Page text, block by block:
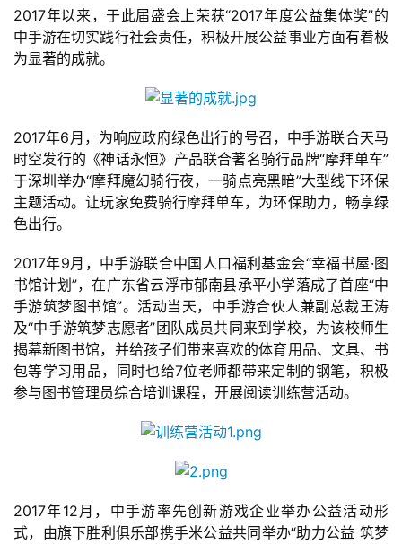
首
页
茶
原
创
游
业
界
手
机
游
戏
2017年以来，于此届盛会上荣获“2017年度公益集体奖”的
中手游在切实践行社会责任，积极开展公益事业方面有着极
为显著的成就。
2017年6月，为响应政府绿色出行的号召，中手游联合天马
时空发行的《神话永恒》产品联合著名骑行品牌“摩拜单车”
于深圳举办“摩拜魔幻骑行夜，一骑点亮黑暗”大型线下环保
主题活动。让玩家免费骑行摩拜单车，为环保助力，畅享绿
色出行。
2017年9月，中手游联合中国人口福利基金会“幸福书屋·图
书馆计划”，在广东省云浮市郁南县承平小学落成了首座“中
手游筑梦图书馆”。活动当天，中手游合伙人兼副总裁王涛
及“中手游筑梦志愿者”团队成员共同来到学校，为该校师生
揭幕新图书馆，并给孩子们带来喜欢的体育用品、文具、书
包等学习用品，同时也给7位老师都带来定制的钢笔，积极
参与图书管理员综合培训课程，开展阅读训练营活动。
2017年12月，中手游率先创新游戏企业举办公益活动形
式，由旗下胜利俱乐部携手米公益共同举办“助力公益 筑梦